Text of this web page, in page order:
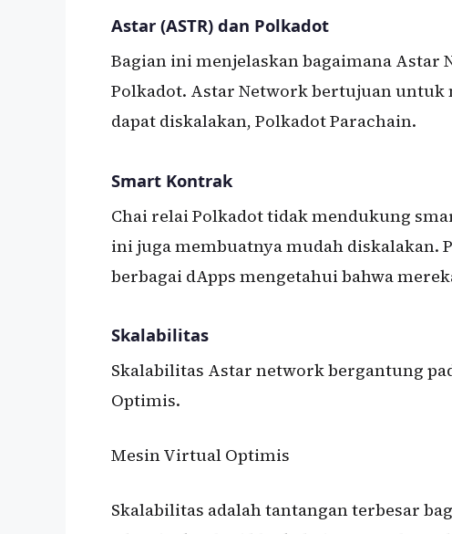
Astar (ASTR) dan Polkadot
Bagian ini menjelaskan bagaimana
Polkadot. Astar Network bertujuan
dapat diskalakan, Polkadot Parachain.
Smart Kontrak
Chai relai Polkadot tidak mendukung
ini juga membuatnya mudah diskalakan.
berbagai dApps mengetahui bahwa
Skalabilitas
Skalabilitas Astar network bergantung
Optimis.
Mesin Virtual Optimis
Skalabilitas adalah tantangan terbesar